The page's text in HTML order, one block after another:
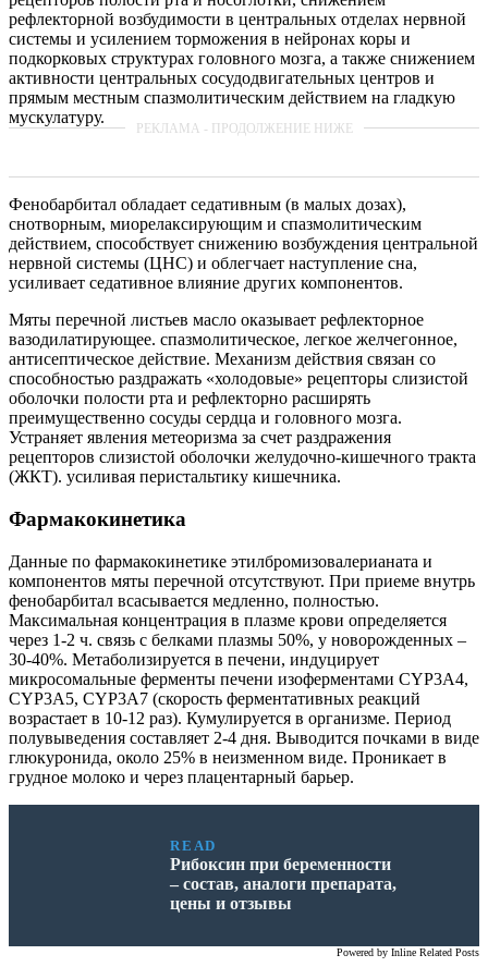
рефлекторной возбудимости в центральных отделах нервной
системы и усилением торможения в нейронах коры и
подкорковых структурах головного мозга, а также снижением
активности центральных сосудодвигательных центров и
прямым местным спазмолитическим действием на гладкую
мускулатуру.
Фенобарбитал обладает седативным (в малых дозах),
снотворным, миорелаксирующим и спазмолитическим
действием, способствует снижению возбуждения центральной
нервной системы (ЦНС) и облегчает наступление сна,
усиливает седативное влияние других компонентов.
Мяты перечной листьев масло оказывает рефлекторное
вазодилатирующее. спазмолитическое, легкое желчегонное,
антисептическое действие. Механизм действия связан со
способностью раздражать «холодовые» рецепторы слизистой
оболочки полости рта и рефлекторно расширять
преимущественно сосуды сердца и головного мозга.
Устраняет явления метеоризма за счет раздражения
рецепторов слизистой оболочки желудочно-кишечного тракта
(ЖКТ). усиливая перистальтику кишечника.
Фармакокинетика
Данные по фармакокинетике этилбромизовалерианата и
компонентов мяты перечной отсутствуют. При приеме внутрь
фенобарбитал всасывается медленно, полностью.
Максимальная концентрация в плазме крови определяется
через 1-2 ч. связь с белками плазмы 50%, у новорожденных –
30-40%. Метаболизируется в печени, индуцирует
микросомальные ферменты печени изоферментами CYP3A4,
CYP3A5, CYP3A7 (скорость ферментативных реакций
возрастает в 10-12 раз). Кумулируется в организме. Период
полувыведения составляет 2-4 дня. Выводится почками в виде
глюкуронида, около 25% в неизменном виде. Проникает в
грудное молоко и через плацентарный барьер.
READ
Рибоксин при беременности
– состав, аналоги препарата,
цены и отзывы
Powered by Inline Related Posts